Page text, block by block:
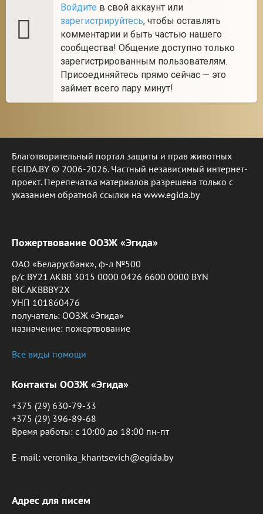
Войдите в свой аккаунт или
зарегистрируйтесь, чтобы оставлять
комментарии и быть частью нашего
сообщества! Общение доступно только
зарегистрированным пользователям.
Присоединяйтесь прямо сейчас — это
займет всего пару минут!
Благотворительный портал защиты и прав животных
EGIDA.BY © 2006-2026. Частный независимый интернет-
проект. Перепечатка материалов разрешена только с
указанием обратной ссылки на www.egida.by
Пожертвование ООЗЖ «Эгида»
ОАО «Беларусбанк», ф-л №500
р/с BY21 AKBB 3015 0000 0426 6600 0000 BYN
BIC AKBBBY2X
УНП 101860476
получатель: ООЗЖ «Эгида»
назначение: пожертвование
Все виды помощи
Контакты ООЗЖ «Эгида»
+375 (29) 630-79-33
+375 (29) 396-89-68
Время работы: c 10:00 до 18:00 пн-пт
E-mail: veronika_khantsevich@egida.by
Адрес для писем